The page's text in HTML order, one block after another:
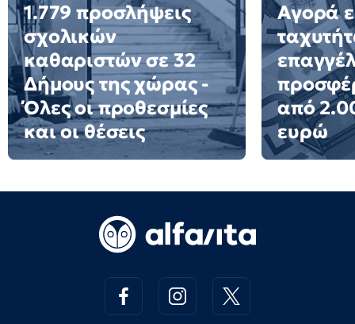
1.779 προσλήψεις
σχολικών
καθαριστών σε 32
Δήμους της χώρας -
Όλες οι προθεσμίες
και οι θέσεις
Αγορά
από
ευρώ